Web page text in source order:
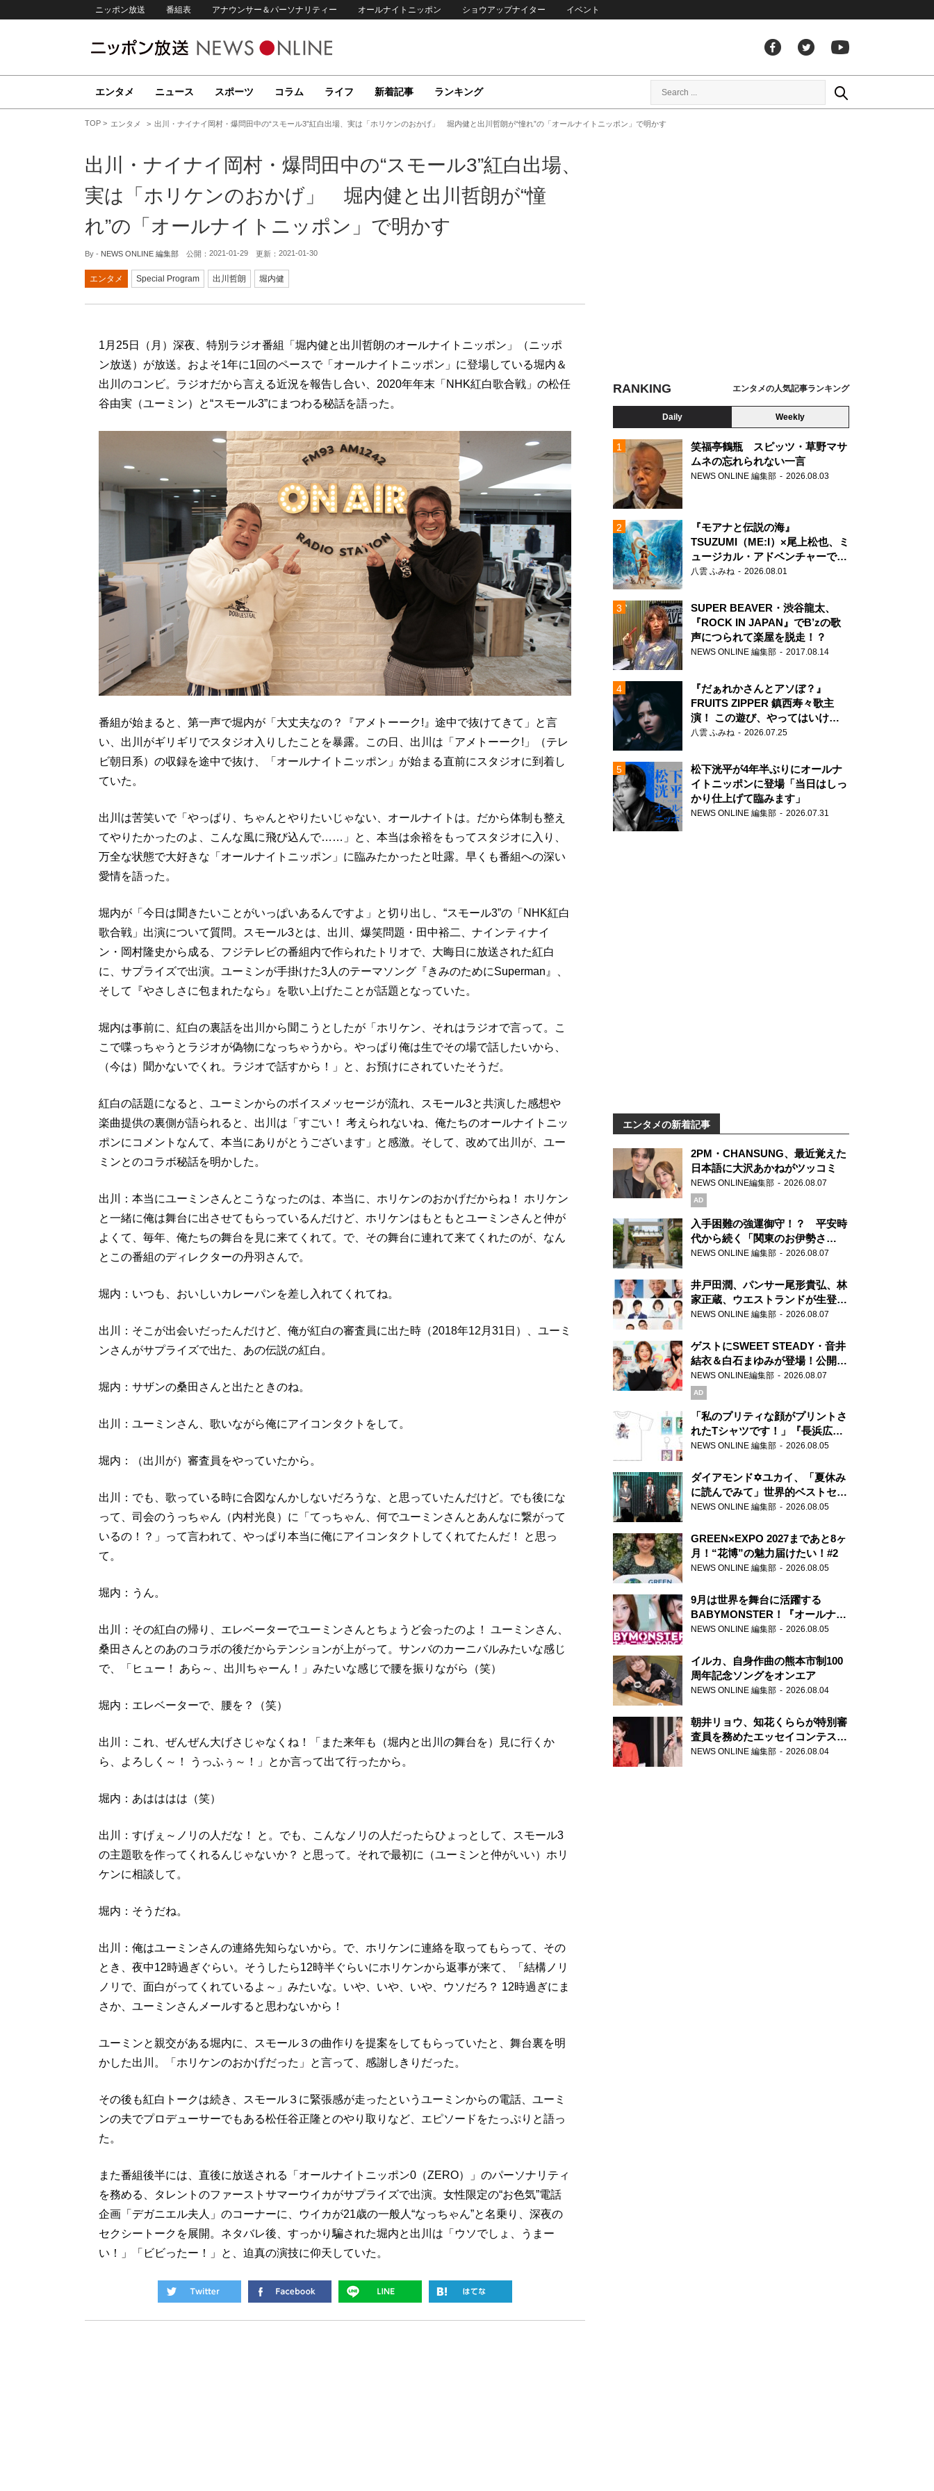
ニッポン放送 番組表 アナウンサー＆パーソナリティー オールナイトニッポン ショウアップナイター イベント
エンタメ ニュース スポーツ コラム ライフ 新着記事 ランキング
TOP エンタメ 出川・ナイナイ岡村・爆問田中の“スモール3”紅白出場、実は「ホリケンのおかげ」 堀内健と出川哲朗が“憧れ”の「オールナイトニッポン」で明かす
出川・ナイナイ岡村・爆問田中の“スモール3”紅白出場、
実は「ホリケンのおかげ」 堀内健と出川哲朗が“憧
れ”の「オールナイトニッポン」で明かす
By - NEWS ONLINE 編集部 公開： 2021-01-29 更新： 2021-01-30
エンタメ Special Program 出川哲朗 堀内健
1月25日（月）深夜、特別ラジオ番組「堀内健と出川哲朗のオールナイトニッポン」（ニッポ
ン放送）が放送。およそ1年に1回のペースで「オールナイトニッポン」に登場している堀内＆
出川のコンビ。ラジオだから言える近況を報告し合い、2020年年末「NHK紅白歌合戦」の松任
谷由実（ユーミン）と“スモール3”にまつわる秘話を語った。
番組が始まると、第一声で堀内が「大丈夫なの？『アメトーーク!』途中で抜けてきて」と言
い、出川がギリギリでスタジオ入りしたことを暴露。この日、出川は「アメトーーク!」（テレ
ビ朝日系）の収録を途中で抜け、「オールナイトニッポン」が始まる直前にスタジオに到着し
ていた。
出川は苦笑いで「やっぱり、ちゃんとやりたいじゃない、オールナイトは。だから体制も整え
てやりたかったのよ、こんな風に飛び込んで……」と、本当は余裕をもってスタジオに入り、
万全な状態で大好きな「オールナイトニッポン」に臨みたかったと吐露。早くも番組への深い
愛情を語った。
堀内が「今日は聞きたいことがいっぱいあるんですよ」と切り出し、“スモール3”の「NHK紅白
歌合戦」出演について質問。スモール3とは、出川、爆笑問題・田中裕二、ナインティナイ
ン・岡村隆史から成る、フジテレビの番組内で作られたトリオで、大晦日に放送された紅白
に、サプライズで出演。ユーミンが手掛けた3人のテーマソング『きみのためにSuperman』、
そして『やさしさに包まれたなら』を歌い上げたことが話題となっていた。
堀内は事前に、紅白の裏話を出川から聞こうとしたが「ホリケン、それはラジオで言って。こ
こで喋っちゃうとラジオが偽物になっちゃうから。やっぱり俺は生でその場で話したいから、
（今は）聞かないでくれ。ラジオで話すから！」と、お預けにされていたそうだ。
紅白の話題になると、ユーミンからのボイスメッセージが流れ、スモール3と共演した感想や
楽曲提供の裏側が語られると、出川は「すごい！ 考えられないね、俺たちのオールナイトニッ
ポンにコメントなんて、本当にありがとうございます」と感激。そして、改めて出川が、ユー
ミンとのコラボ秘話を明かした。
出川：本当にユーミンさんとこうなったのは、本当に、ホリケンのおかげだからね！ ホリケン
と一緒に俺は舞台に出させてもらっているんだけど、ホリケンはもともとユーミンさんと仲が
よくて、毎年、俺たちの舞台を見に来てくれて。で、その舞台に連れて来てくれたのが、なん
とこの番組のディレクターの丹羽さんで。
堀内：いつも、おいしいカレーパンを差し入れてくれてね。
出川：そこが出会いだったんだけど、俺が紅白の審査員に出た時（2018年12月31日）、ユーミ
ンさんがサプライズで出た、あの伝説の紅白。
堀内：サザンの桑田さんと出たときのね。
出川：ユーミンさん、歌いながら俺にアイコンタクトをして。
堀内：（出川が）審査員をやっていたから。
出川：でも、歌っている時に合図なんかしないだろうな、と思っていたんだけど。でも後にな
って、司会のうっちゃん（内村光良）に「てっちゃん、何でユーミンさんとあんなに繋がって
いるの！？」って言われて、やっぱり本当に俺にアイコンタクトしてくれてたんだ！ と思っ
て。
堀内：うん。
出川：その紅白の帰り、エレベーターでユーミンさんとちょうど会ったのよ！ ユーミンさん、
桑田さんとのあのコラボの後だからテンションが上がって。サンバのカーニバルみたいな感じ
で、「ヒュー！ あら～、出川ちゃーん！」みたいな感じで腰を振りながら（笑）
堀内：エレベーターで、腰を？（笑）
出川：これ、ぜんぜん大げさじゃなくね！「また来年も（堀内と出川の舞台を）見に行くか
ら、よろしく～！ うっふぅ～！」とか言って出て行ったから。
堀内：あはははは（笑）
出川：すげぇ～ノリの人だな！ と。でも、こんなノリの人だったらひょっとして、スモール3
の主題歌を作ってくれるんじゃないか？ と思って。それで最初に（ユーミンと仲がいい）ホリ
ケンに相談して。
堀内：そうだね。
出川：俺はユーミンさんの連絡先知らないから。で、ホリケンに連絡を取ってもらって、その
とき、夜中12時過ぎぐらい。そうしたら12時半ぐらいにホリケンから返事が来て、「結構ノリ
ノリで、面白がってくれているよ～」みたいな。いや、いや、いや、ウソだろ？ 12時過ぎにま
さか、ユーミンさんメールすると思わないから！
ユーミンと親交がある堀内に、スモール３の曲作りを提案をしてもらっていたと、舞台裏を明
かした出川。「ホリケンのおかげだった」と言って、感謝しきりだった。
その後も紅白トークは続き、スモール３に緊張感が走ったというユーミンからの電話、ユーミ
ンの夫でプロデューサーでもある松任谷正隆とのやり取りなど、エピソードをたっぷりと語っ
た。
また番組後半には、直後に放送される「オールナイトニッポン0（ZERO）」のパーソナリティ
を務める、タレントのファーストサマーウイカがサプライズで出演。女性限定の“お色気”電話
企画「デガニエル夫人」のコーナーに、ウイカが21歳の一般人“なっちゃん”と名乗り、深夜の
セクシートークを展開。ネタバレ後、すっかり騙された堀内と出川は「ウソでしょ、うまー
い！」「ビビったー！」と、迫真の演技に仰天していた。
RANKING エンタメの人気記事ランキング
Daily Weekly
笑福亭鶴瓶 スピッツ・草野マサ
ムネの忘れられない一言
NEWS ONLINE 編集部 2026.08.03
『モアナと伝説の海』
TSUZUMI（ME:I）×尾上松也、ミ
ュージカル・アドベンチャーで美
声を響かせる
八雲 ふみね 2026.08.01
SUPER BEAVER・渋谷龍太、
『ROCK IN JAPAN』でB’zの歌
声につられて楽屋を脱走！？
NEWS ONLINE 編集部 2017.08.14
『だぁれかさんとアソぼ？』
FRUITS ZIPPER 鎮西寿々歌主
演！ この遊び、やってはいけま
せん。
八雲 ふみね 2026.07.25
松下洸平が4年半ぶりにオールナ
イトニッポンに登場「当日はしっ
かり仕上げて臨みます」
NEWS ONLINE 編集部 2026.07.31
エンタメの新着記事
2PM・CHANSUNG、最近覚えた
日本語に大沢あかねがツッコミ
NEWS ONLINE編集部 2026.08.07
AD
入手困難の強運御守！？ 平安時
代から続く「関東のお伊勢さ
ま」、芝大神宮にてランパンプス
NEWS ONLINE 編集部 2026.08.07
井戸田潤、パンサー尾形貴弘、林
家正蔵、ウエストランドが生登
場！『ラジオビバリー昼ズ』
NEWS ONLINE 編集部 2026.08.07
ゲストにSWEET STEADY・音井
結衣＆白石まゆみが登場！公開収
録で素顔全開！
NEWS ONLINE編集部 2026.08.07
AD
「私のプリティな顔がプリントさ
れたTシャツです！」『長浜広奈
天下無双』初の番組グッズ発売
NEWS ONLINE 編集部 2026.08.05
ダイアモンド✡ユカイ、「夏休み
に読んでみて」世界的ベストセラ
ー『アナスタシア』を紹介
NEWS ONLINE 編集部 2026.08.05
GREEN×EXPO 2027まであと8ヶ
月！“花博”の魅力届けたい！#2
NEWS ONLINE 編集部 2026.08.05
9月は世界を舞台に活躍する
BABYMONSTER！『オールナイ
トニッポンPODCAST』月替わり
NEWS ONLINE 編集部 2026.08.05
イルカ、自身作曲の熊本市制100
周年記念ソングをオンエア
NEWS ONLINE 編集部 2026.08.04
朝井リョウ、知花くららが特別審
査員を務めたエッセイコンテスト
の特別番組「#いまあなたに伝え
NEWS ONLINE 編集部 2026.08.04